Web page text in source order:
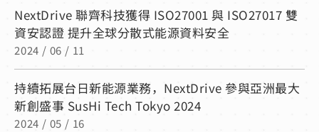
NextDrive 聯齊科技獲得 ISO27001 與 ISO27017 雙
資安認證 提升全球分散式能源資料安全
2024 / 06 / 11
持續拓展台日新能源業務，NextDrive 參與亞洲最大
新創盛事 SusHi Tech Tokyo 2024
2024 / 05 / 16